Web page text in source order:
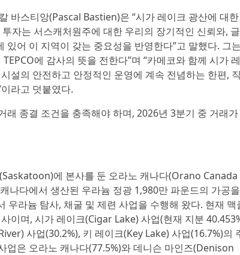
바스티앙(Pascal Bastien)은 “시가 레이크 광산에 대한
자는 서스캐처원주에 대한 우리의 장기적인 신뢰와, 글
어 이 지역이 갖는 중요성을 반영한다”고 말했다. 그는
에 감사의 뜻을 전한다”며 “카메코와 함께 시가 레
설의 안전하고 안정적인 운영에 계속 전념하는 한편, 직
라고 덧붙였다.
래 종결 조건을 충족해야 하며, 2026년 3분기 중 거래가
에 본사를 둔 오라노 캐나다(Orano Canada
나다에서 생산된 우라늄 정광 1,980만 파운드의 가공을
우라늄 탐사, 채굴 및 제련 사업을 수행해 왔다. 현재 맥
이며, 시가 레이크(Cigar Lake) 사업(현재 지분
사업(30.2%), 키 레이크(Key Lake) 사업(16.7%)의
업은 오라노 캐나다(77.5%)와 데니슨 마인즈(Denison